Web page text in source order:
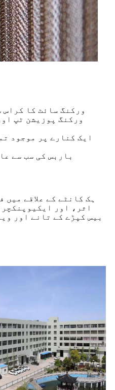
• ورکنگ سائٹ کا
باربس کی سب سے عام تعداد:
اثر، اور
• بیس کپڑے کے تانے اور